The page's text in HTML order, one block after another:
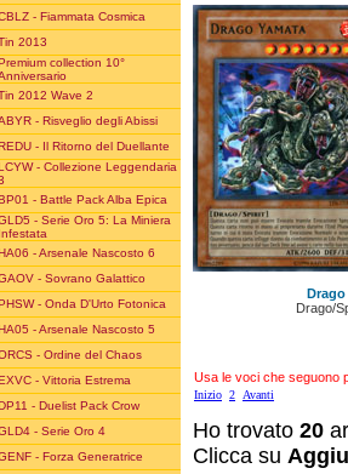
- Fiammata Cosmica
2013
collection 10°
2012 Wave 2
- Risveglio degli Abissi
- Il Ritorno del Duellante
- Collezione Leggendaria
- Battle Pack Alba Epica
- Serie Oro 5: La Miniera
Infestata
- Arsenale Nascosto 6
- Sovrano Galattico
- Onda D'Urto Fotonica
- Arsenale Nascosto 5
- Ordine del Chaos
- Vittoria Estrema
- Duelist Pack Crow
- Serie Oro 4
- Forza Generatrice
Drago
Drago/
Usa le voci che seguono
Inizio 2 Avanti
Ho trovato 20
Clicca su